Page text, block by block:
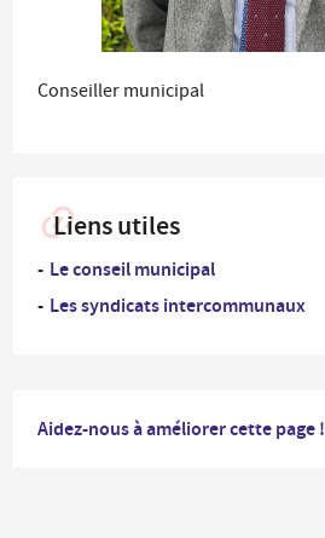
Conseiller municipal
Liens utiles
Le conseil municipal
Les syndicats intercommunaux
Aidez-nous à améliorer cette page !